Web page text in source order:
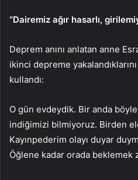
“Dairemiz ağır hasarlı,
Deprem anını anlatan anne
ikinci depreme
kullandı:
O gün evdeydik. Bir anda böyle
indiğimizi bilmiyoruz. Birden
Kayınpederim olayı duyar
Öğlene kadar orada beklemek